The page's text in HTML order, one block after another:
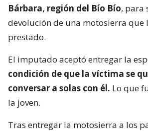
Bárbara, región del Bío Bío, para
devolución de una motosierra que
prestado.
El imputado aceptó entregar la
condición de que la víctima se
conversar a solas con él. Lo que
la joven.
Tras entregar la motosierra a los